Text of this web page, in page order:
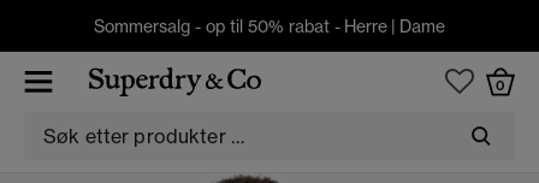
Sommersalg - op til 50% rabat - Herre | Dame
0